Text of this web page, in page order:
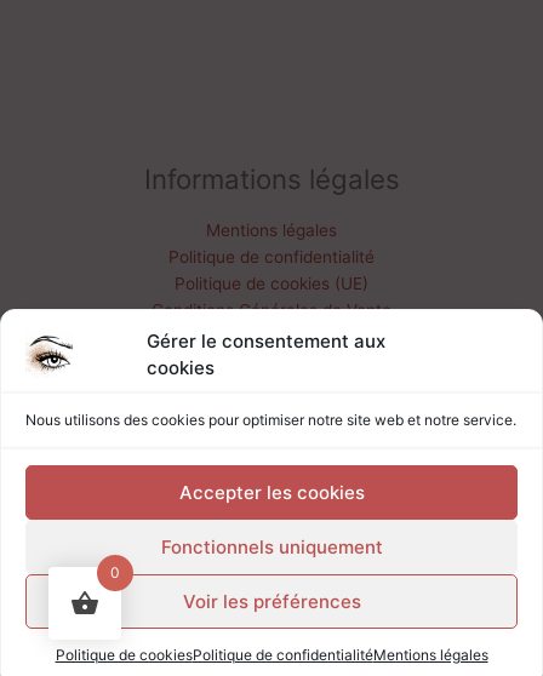
Gérer le consentement aux
cookies
Nous utilisons des cookies pour optimiser notre site web et notre service.
Accepter les cookies
Fonctionnels uniquement
Voir les préférences
Politique de cookiesPolitique de confidentialitéMentions légales
Informations légales
Mentions légales
Politique de confidentialité
Politique de cookies (UE)
Conditions Générales de Vente
Livraisons & retours
06 32 73 61 03
Copyright © 2026 Marie Boissellier - Maquilleuse
0